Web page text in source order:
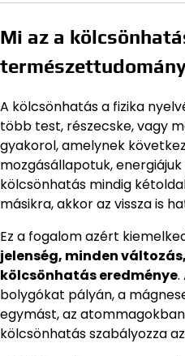
Mi az a
A kölcsönhatás a fizika
több test, részecske, vagy
gyakorol, amelynek
mozgásállapotuk,
kölcsönhatás mindig
másikra, akkor az vissza is
Ez a fogalom azért
jelenség, minden
kölcsönhatás eredménye.
bolygókat pályán, a
egymást, az
kölcsönhatás szabályozza